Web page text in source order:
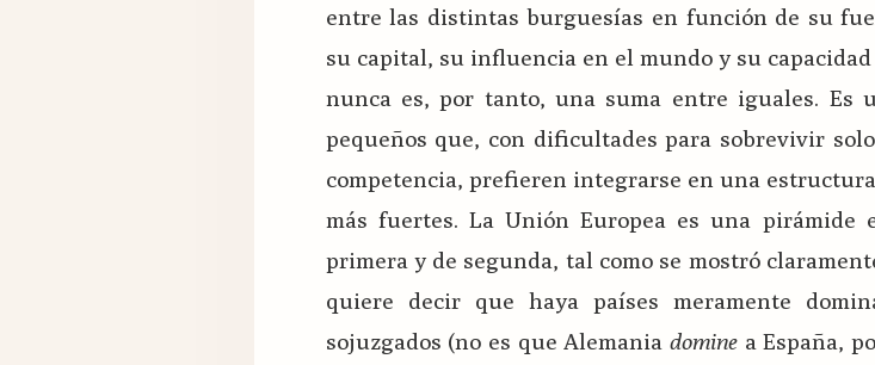
entre las distintas burguesías en función de su
su capital, su influencia en el mundo y su
nunca es, por tanto, una suma entre iguales. Es
pequeños que, con dificultades para sobrevivir
competencia, prefieren integrarse en una
más fuertes. La Unión Europea es una pirámide
primera y de segunda, tal como se mostró
quiere decir que haya países meramente
sojuzgados (no es que Alemania dominea España,